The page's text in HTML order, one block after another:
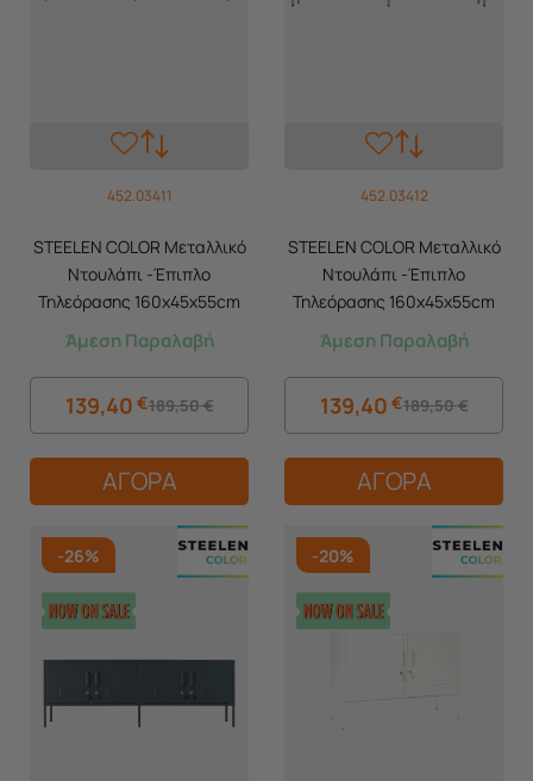
452.03411
STEELEN COLOR Μεταλλικό
Ντουλάπι -Έπιπλο
Τηλεόρασης 160x45x55cm
Πάχους 0.8mm Εσωτερικού
Χώρου με Πόδια Cotton
White
Άμεση Παραλαβή
189,50€
139,40 €
ΑΓΟΡΑ
452.03412
STEELEN COLOR Μεταλλικό
Ντουλάπι -Έπιπλο
Τηλεόρασης 160x45x55cm
Πάχους 0.8mm Εσωτερικού
Χώρου με Πόδια Baby Blue
Άμεση Παραλαβή
189,50€
139,40 €
ΑΓΟΡΑ
-26% -20%